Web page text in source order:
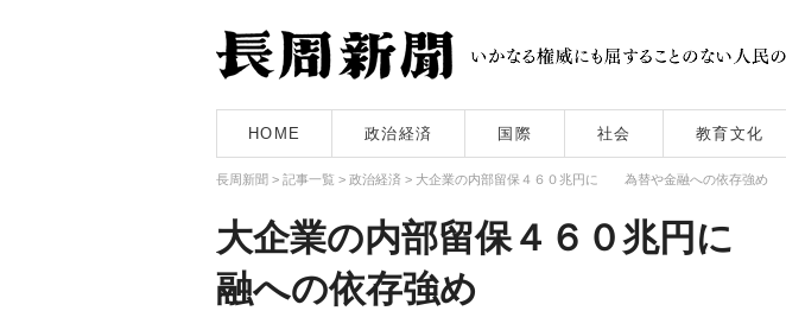
HOME 政治経済 国際 社会 教育文化
長周新聞 > 記事一覧 > 政治経済 > 大企業の内部留保４６０兆円に 為替や金融への依存強め
大企業の内部留保４６０兆円
融への依存強め